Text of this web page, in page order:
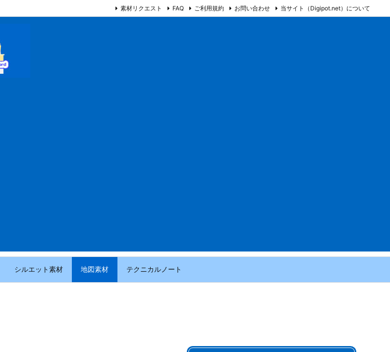
シルエット素材 地図素材 テクニカルノート
素材リクエスト FAQ ご利用規約 お問い合わせ 当サイト（Digipot.net）について